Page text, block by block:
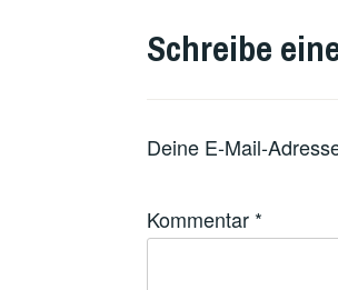
FEATURED
Schreibe
Deine E-Mail-
Kommentar *